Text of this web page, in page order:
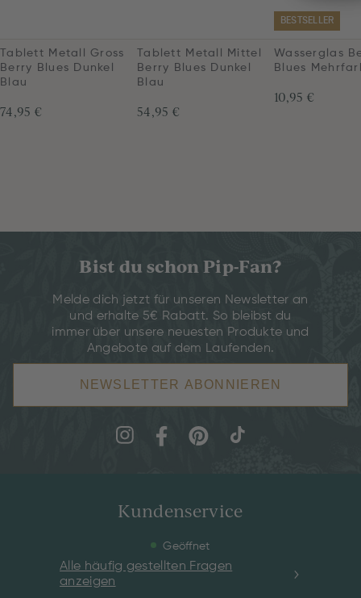
Tablett Metall Gross
Berry Blues Dunkel
Blau
74,95 €
Tablett Metall Mittel
Berry Blues Dunkel
Blau
54,95 €
BESTSELLER
Wasserglas
Blues
10,95 €
Bist du schon Pip-Fan?
Melde dich jetzt für unseren Newsletter an
und erhalte 5€ Rabatt. So bleibst du
immer über unsere neuesten Produkte und
Angebote auf dem Laufenden.
NEWSLETTER ABONNIEREN
Kundenservice
Geöffnet
Alle häufig gestellten Fragen
anzeigen